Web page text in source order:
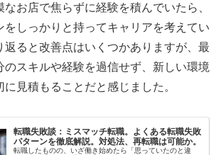
なお店で焦らずに経験を積んでいたら、
をしっかりと持ってキャリアを考えてい
返ると改善点はいくつかありますが、最
のスキルや経験を過信せず、新しい環境
見積もることだと感じました。
転職失敗談：ミスマッチ転職。よくある転職失敗
パターンを徹底解説。対処法、再転職は可能か。
転職したものの、いざ働き始めたら「思っていたのと違